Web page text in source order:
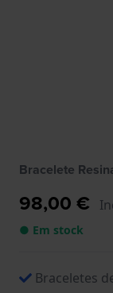
Bracelete
98,00 €
● Em stock
Braceletes